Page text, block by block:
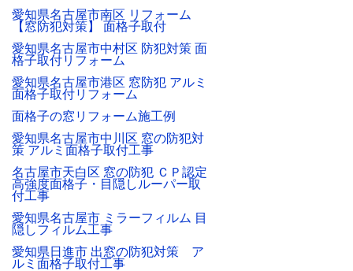
愛知県名古屋市南区 リフォーム
【窓防犯対策】 面格子取付
愛知県名古屋市中村区 防犯対策 面
格子取付リフォーム
愛知県名古屋市港区 窓防犯 アルミ
面格子取付リフォーム
面格子の窓リフォーム施工例
愛知県名古屋市中川区 窓の防犯対
策 アルミ面格子取付工事
名古屋市天白区 窓の防犯 ＣＰ認定
高強度面格子・目隠しルーパー取
付工事
愛知県名古屋市 ミラーフィルム 目
隠しフィルム工事
愛知県日進市 出窓の防犯対策 ア
ルミ面格子取付工事